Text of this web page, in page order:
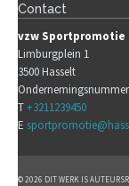
Contact
vzw Sportpromotie
Limburgplein 1
3500 Hasselt
T+3211239450
E
© 2026 DIT WERK IS